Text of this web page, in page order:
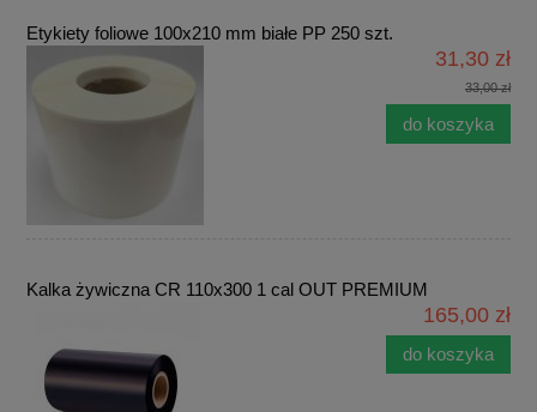
Etykiety foliowe 100x210 mm białe PP 250 szt.
31,30 zł
33,00 zł
do koszyka
Kalka żywiczna CR 110x300 1 cal OUT PREMIUM
165,00 zł
do koszyka